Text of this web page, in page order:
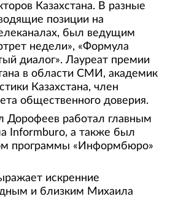
Казахстана. В разные
позиции на
был ведущим
недели», «Формула
диалог». Лауреат премии
в области СМИ, академик
Казахстана, член
общественного доверия.
Дорофеев работал главным
Informburo, а также был
программы «Информбюро»
искренние
и близким Михаила